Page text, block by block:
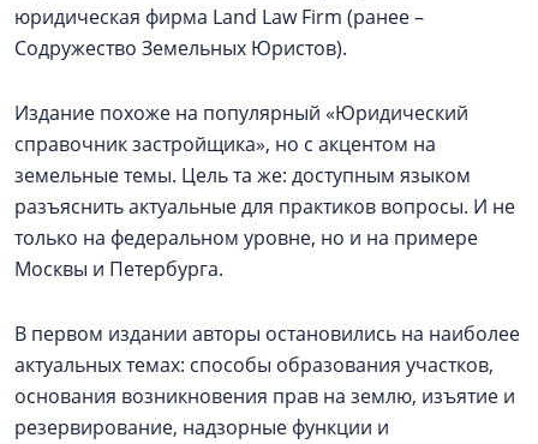
юридическая фирма Land Law Firm (ранее –
Содружество Земельных Юристов).
Издание похоже на популярный «Юридический
справочник застройщика», но с акцентом на
земельные темы. Цель та же: доступным языком
разъяснить актуальные для практиков вопросы. И не
только на федеральном уровне, но и на примере
Москвы и Петербурга.
В первом издании авторы остановились на наиболее
актуальных темах: способы образования участков,
основания возникновения прав на землю, изъятие и
резервирование, надзорные функции и